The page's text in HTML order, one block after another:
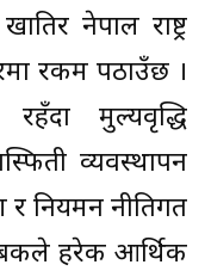
नेपाल राष्ट्र
रकम पठाउँछ ।
रहँदा मुल्यवृद्धि
व्यवस्थापन
र नियमन नीतिगत
बैंकले हरेक आर्थिक